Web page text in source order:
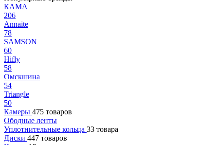
КАМА
206
Annaite
78
SAMSON
60
Hifly
58
Омскшина
54
Triangle
50
Камеры 475 товаров
Ободные ленты
Уплотнительные кольца 33 товара
Диски 447 товаров